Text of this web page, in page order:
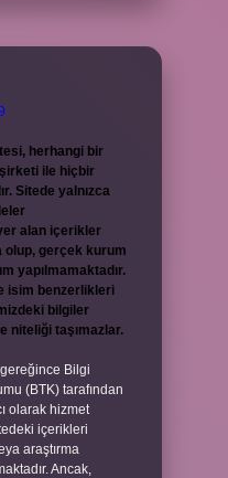
herhangi bir
ile hiçbir
Sitede yalnızca
alan içerikler
olup, gerçek kurum
yapılmamaktadır.
isim benzerlikleri
bilgiler
niteliği taşımazlar.
Bilgi
(BTK) tarafından
olarak hizmet
içerikleri
araştırma
Ancak,